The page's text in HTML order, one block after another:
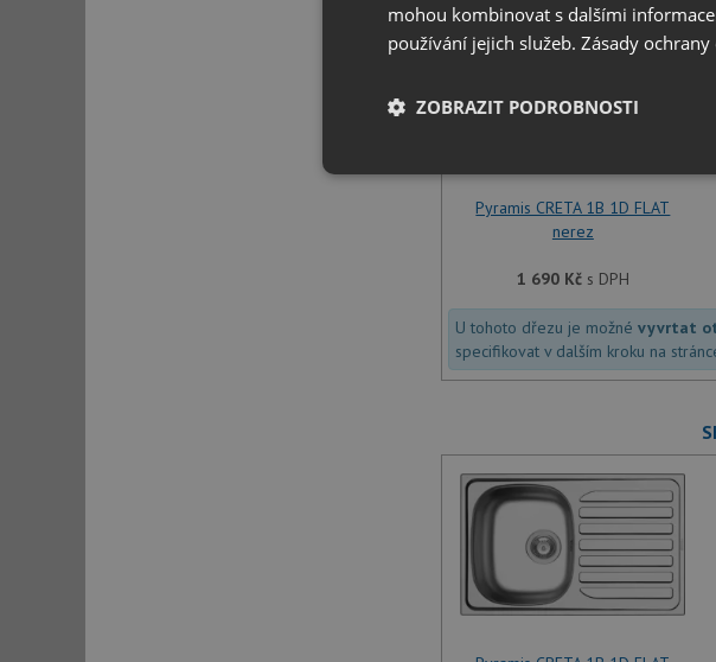
Pyramis CRETA 1B 1D FLAT
nerez
1 690 Kčs DPH
U tohoto dřezu je možné vyvrtat
specifikovat v dalším kroku na
mohou kombinovat s dalšími
používání jejich služeb. Zásady
ZOBRAZIT PODROBNOSTI
Nezbytně nutné
soubory
Výkonové
soubory
Nezbytně nutné soubory Výkonové
stránky nelze bez nezbytně nutných souborů
Poskytovatel/
Doména
.drezy-baterie.cz
AWSALBCORS
Amazon.com Inc.
widget-
mediator.zopim.com